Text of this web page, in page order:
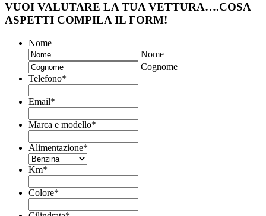
VUOI VALUTARE LA TUA VETTURA….COSA
ASPETTI COMPILA IL FORM!
Nome
Nome
Cognome
Telefono*
Email*
Marca e modello*
Alimentazione*
Km*
Colore*